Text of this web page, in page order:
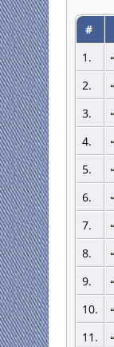
#
1.
2.
3.
4.
5.
6.
7.
8.
9.
10.
11.